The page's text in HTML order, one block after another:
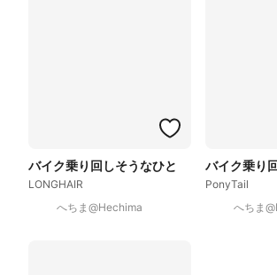
バイク乗り回しそうなひと
LONGHAIR
へちま@Hechima
バイク乗り
PonyTail
へちま